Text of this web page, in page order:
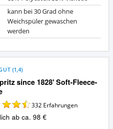
kann bei 30 Grad ohne
Weichspüler gewaschen
werden
since 1828' Soft-Fleece-
(1,4)
332 Erfahrungen
ab ca. 98 €